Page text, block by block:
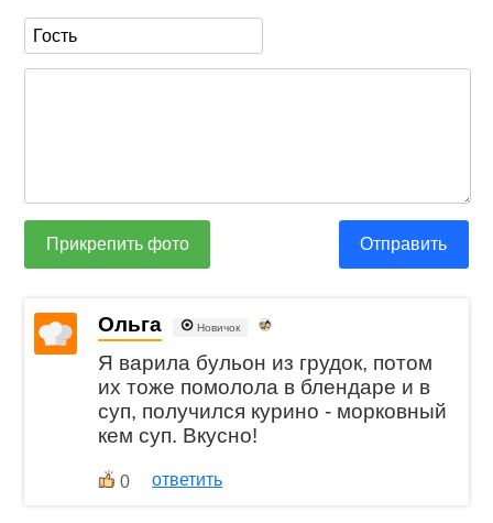
Прикрепить фото Отправить
Ольга Новичок
Я варила бульон из грудок, потом
их тоже помолола в блендаре и в
суп, получился курино - морковный
кем суп. Вкусно!
0 ответить